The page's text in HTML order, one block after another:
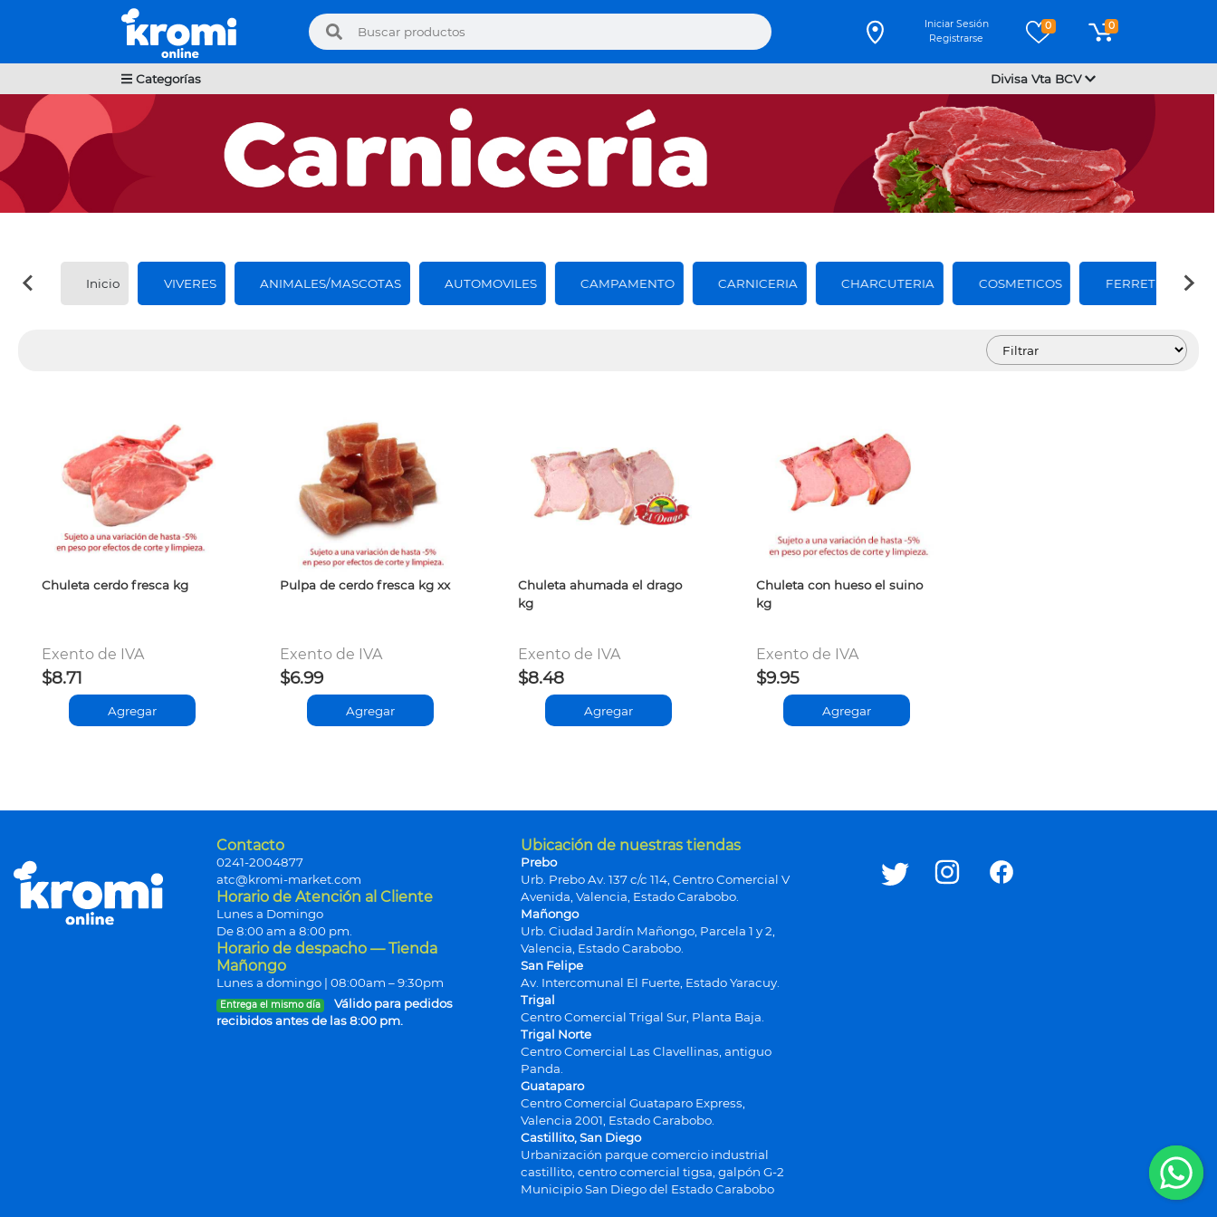
Iniciar Sesión
Registrarse
0 0
Categorías Divisa Vta BCV
Inicio VIVERES ANIMALES/MASCOTAS AUTOMOVILES CAMPAMENTO CARNICERIA CHARCUTERIA COSMETICOS FERRETERIA
Chuleta cerdo fresca kg
Exento de IVA
$8.71
Agregar
Pulpa de cerdo fresca kg xx
Exento de IVA
$6.99
Agregar
Chuleta ahumada el drago
kg
Exento de IVA
$8.48
Agregar
Chuleta con hueso el suino
kg
Exento de IVA
$9.95
Agregar
Contacto
0241-2004877
atc@kromi-market.com
Horario de Atención al Cliente
Lunes a Domingo
De 8:00 am a 8:00 pm.
Horario de despacho — Tienda
Mañongo
Lunes a domingo | 08:00am – 9:30pm
Entrega el mismo día
Válido para pedidos
recibidos antes de las 8:00 pm.
Ubicación de nuestras tiendas
Prebo
Urb. Prebo Av. 137 c/c 114, Centro Comercial V
Avenida, Valencia, Estado Carabobo.
Mañongo
Urb. Ciudad Jardín Mañongo, Parcela 1 y 2,
Valencia, Estado Carabobo.
San Felipe
Av. Intercomunal El Fuerte, Estado Yaracuy.
Trigal
Centro Comercial Trigal Sur, Planta Baja.
Trigal Norte
Centro Comercial Las Clavellinas, antiguo
Panda.
Guataparo
Centro Comercial Guataparo Express,
Valencia 2001, Estado Carabobo.
Castillito, San Diego
Urbanización parque comercio industrial
castillito, centro comercial tigsa, galpón G-2
Municipio San Diego del Estado Carabobo